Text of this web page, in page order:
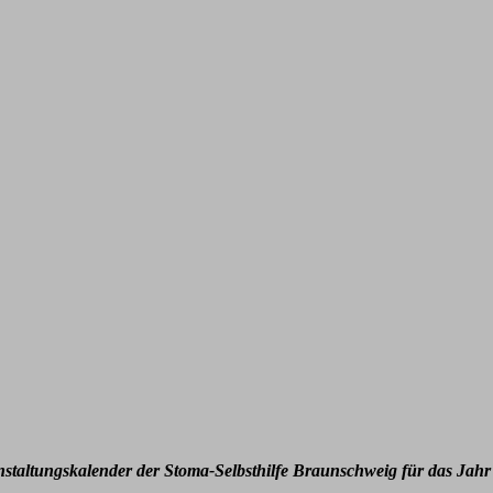
der Stoma-Selbsthilfe Braunschweig für das